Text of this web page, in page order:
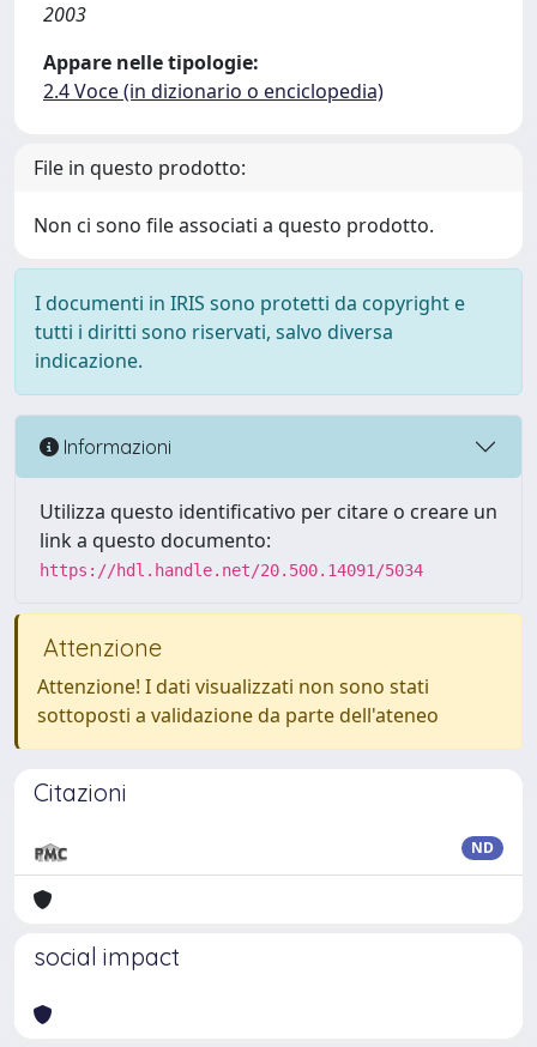
2003
Appare nelle tipologie:
2.4 Voce (in dizionario o enciclopedia)
File in questo prodotto:
Non ci sono file associati a questo prodotto.
I documenti in IRIS sono protetti da copyright e
tutti i diritti sono riservati, salvo diversa
indicazione.
Informazioni
Utilizza questo identificativo per citare o creare un
link a questo documento:
https://hdl.handle.net/20.500.14091/5034
Attenzione
Attenzione! I dati visualizzati non sono stati
sottoposti a validazione da parte dell'ateneo
Citazioni
ND
social impact